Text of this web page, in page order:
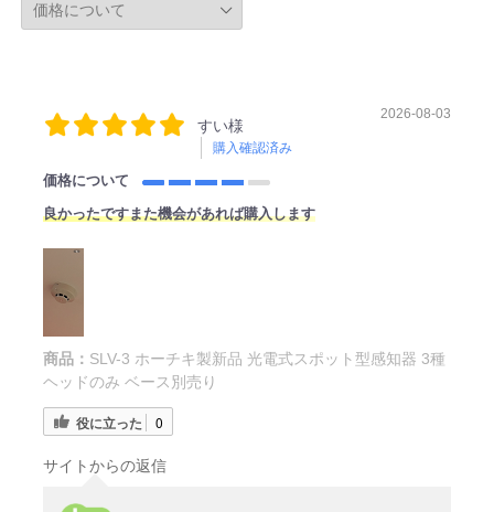
すい様
購入確認済み
2026-08-03
価格について
良かったですまた機会があれば購入します
商品： SLV-3 ホーチキ製新品 光電式スポット型感知器 3種
ヘッドのみ ベース別売り
役に立った 0
サイトからの返信